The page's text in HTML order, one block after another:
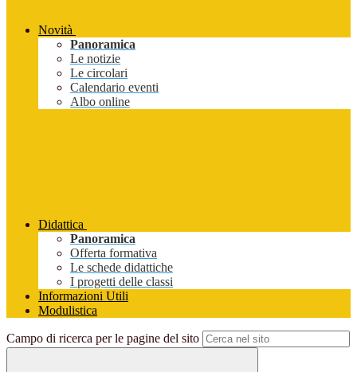
Novità
Panoramica
Le notizie
Le circolari
Calendario eventi
Albo online
Didattica
Panoramica
Offerta formativa
Le schede didattiche
I progetti delle classi
Informazioni Utili
Modulistica
Campo di ricerca per le pagine del sito